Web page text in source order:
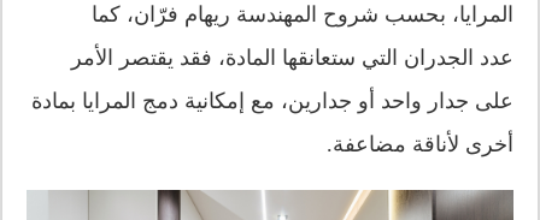
المرايا، بحسب شروح المهندسة ريهام فرّان، كما
عدد الجدران التي ستعانقها المادة، فقد يقتصر الأمر
على جدار واحد أو جدارين، مع إمكانية دمج المرايا بمادة
أخرى لأناقة مضاعفة.